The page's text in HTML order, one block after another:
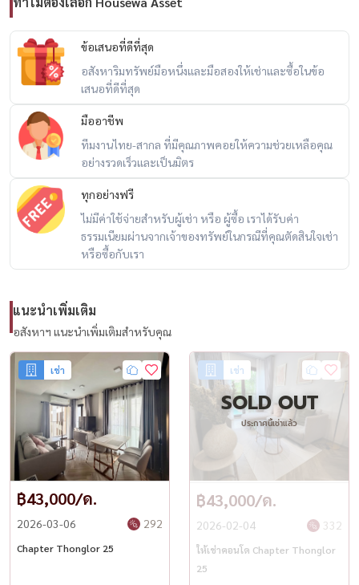
• 专属车位 2 个
• 公共设施：泳池、按摩浴缸、桑拿
• 提供接驳车至 BTS Phrom Phong 和 Thong Lo
• Housewa Thailand 官方房源认证
• 环境安静，治安良好
• 靠近 BTS、国际学校、Samitivej 医院
• 适合外籍人士、高管或家庭居住
-------------------------------------------------------
สนใจนัดชม / For private viewing / 预约看房
Call / WhatsApp:+66 (0)98-147-4644
LINE: @housewa
Website: www.housewathailand.com
Facebook: Housewa Asset
#Hashtag :
#ChapterThonglor25 #คอนโดทองหล่อ #CondoThonglor
#LuxuryCondoBangkok
#คอนโดให้เช่า #CondoForRentBangkok #คอนโดสุขุมวิท
#ThonglorLiving
#BTSThongLo #PhromPhong #HousewaThailand #曼谷出租公寓 #
通罗公寓 #泰国租房
#คอนโดวิวสระว่ายน้ำ #PoolViewCondo #BangkokRental #高端公寓
出租 #BangkokLuxuryLiving
ข้อเสนอที่ดีที่สุด
อสังหาริมทรัพย์มือหนึ่งและมือสองให้เช่าและซื้อในข้อ
เสนอที่ดีที่สุด
มืออาชีพ
ทีมงานไทย-สากล ที่มีคุณภาพคอยให้ความช่วยเหลือคุณ
อย่างรวดเร็วและเป็นมิตร
ทุกอย่างฟรี
ไม่มีค่าใช้จ่ายสำหรับผู้เช่า หรือ ผู้ซื้อ เราได้รับค่า
ธรรมเนียมผ่านจากเจ้าของทรัพย์ในกรณีที่คุณตัดสินใจเช่า
หรือซื้อกับเรา
แนะนำเพิ่มเติม
อสังหาฯ แนะนำเพิ่มเติมสำหรับคุณ
เช่า
฿43,000/ด.
2026-03-06 292
Chapter Thonglor 25
เช่า
SOLD OUT
ประกาศนี้เช่าแล้ว
฿43,000/ด.
2026-02-04 332
ให้เช่าคอนโด Chapter Thonglor
25